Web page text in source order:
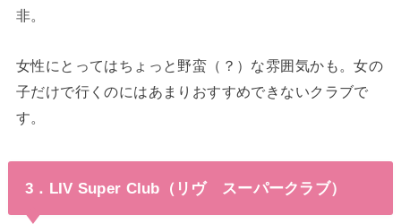
非。
女性にとってはちょっと野蛮（？）な雰囲気かも。女の
子だけで行くのにはあまりおすすめできないクラブで
す。
3．LIV Super Club（リヴ スーパークラブ）